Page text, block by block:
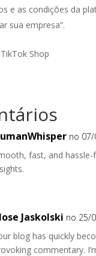
e as condições da
sua empresa”.
Shop
no
fast, and
Jaskolski no 25/
blog has quickly
commentary.